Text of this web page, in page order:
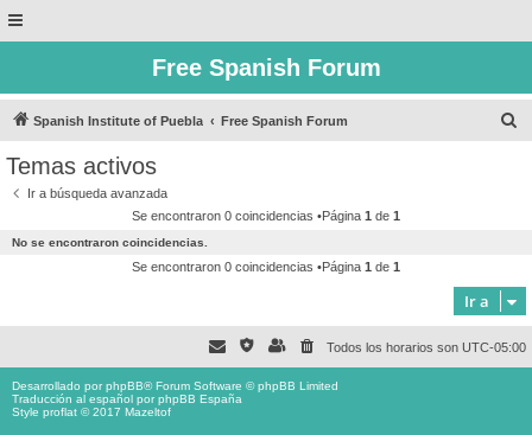
Free Spanish Forum
Spanish Institute of Puebla Free Spanish Forum
Temas activos
Ir a búsqueda avanzada
Se encontraron 0 coincidencias •Página 1 de 1
No se encontraron coincidencias.
Se encontraron 0 coincidencias •Página 1 de 1
Ir a
Todos los horarios son UTC-05:00
Desarrollado porphpBB® Forum Software © phpBB Limited
Traducción al español porphpBB España
Style proflat © 2017 Mazeltof